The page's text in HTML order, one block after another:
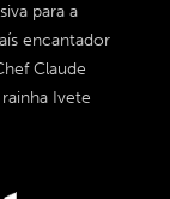
para a
encantador
Claude
Ivete